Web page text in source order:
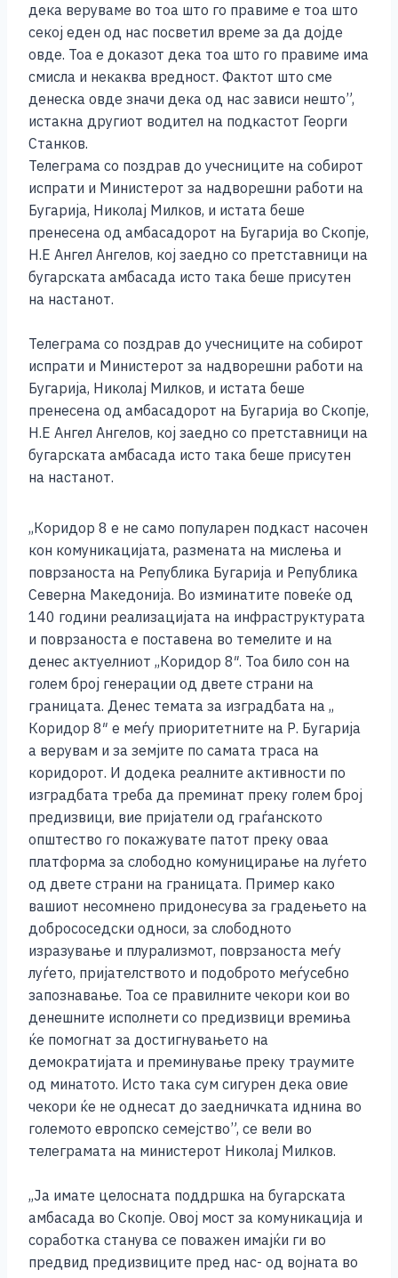
дека веруваме во тоа што го правиме е тоа што
секој еден од нас посветил време за да дојде
овде. Тоа е доказот дека тоа што го правиме има
смисла и некаква вредност. Фактот што сме
денеска овде значи дека од нас зависи нешто”,
истакна другиот водител на подкастот Георги
Станков.
Телеграма со поздрав до учесниците на собирот
испрати и Министерот за надворешни работи на
Бугарија, Николај Милков, и истата беше
пренесена од амбасадорот на Бугарија во Скопје,
Н.Е Ангел Ангелов, кој заедно со претставници на
бугарската амбасада исто така беше присутен
на настанот.
Телеграма со поздрав до учесниците на собирот
испрати и Министерот за надворешни работи на
Бугарија, Николај Милков, и истата беше
пренесена од амбасадорот на Бугарија во Скопје,
Н.Е Ангел Ангелов, кој заедно со претставници на
бугарската амбасада исто така беше присутен
на настанот.
,,Коридор 8 е не само популарен подкаст насочен
кон комуникацијата, размената на мислења и
поврзаноста на Република Бугарија и Република
Северна Македонија. Во изминатите повеќе од
140 години реализацијата на инфраструктурата
и поврзаноста е поставена во темелите и на
денес актуелниот ,,Коридор 8″. Тоа било сон на
голем број генерации од двете страни на
границата. Денес темата за изградбата на ,,
Коридор 8″ е меѓу приоритетните на Р. Бугарија
а верувам и за земјите по самата траса на
коридорот. И додека реалните активности по
изградбата треба да преминат преку голем број
предизвици, вие пријатели од граѓанското
општество го покажувате патот преку оваа
платформа за слободно комуницирање на луѓето
од двете страни на границата. Пример како
вашиот несомнено придонесува за градењето на
добрососедски односи, за слободното
изразување и плурализмот, поврзаноста меѓу
луѓето, пријателството и подоброто меѓусебно
запознавање. Тоа се правилните чекори кои во
денешните исполнети со предизвици времиња
ќе помогнат за достигнувањето на
демократијата и преминување преку траумите
од минатото. Исто така сум сигурен дека овие
чекори ќе не однесат до заедничката иднина во
големото европско семејство”, се вели во
телеграмата на министерот Николај Милков.
,,Ја имате целосната поддршка на бугарската
амбасада во Скопје. Овој мост за комуникација и
соработка станува се поважен имајќи ги во
предвид предизвиците пред нас- од војната во